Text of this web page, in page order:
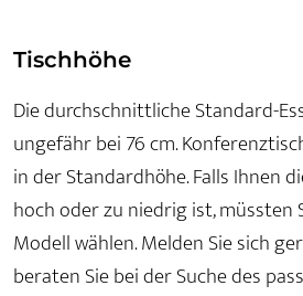
Tischhöhe
Die durchschnittliche Standard-
ungefähr bei 76 cm.
in der Standardhöhe. Falls Ihnen
hoch oder zu niedrig ist, müssten
Modell wählen. Melden Sie sich
beraten Sie bei der Suche des